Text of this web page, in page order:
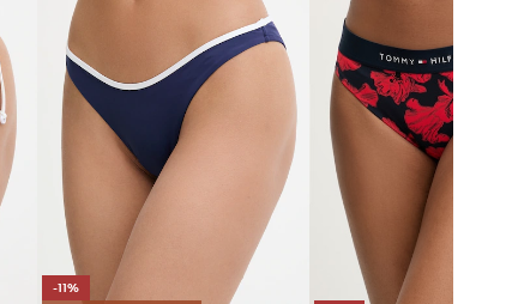
-11%